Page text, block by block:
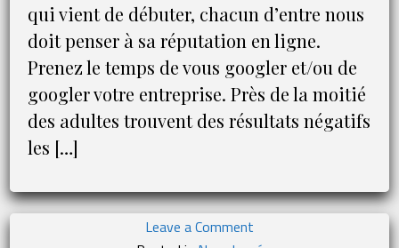
qui vient de débuter, chacun d’entre nous
doit penser à sa réputation en ligne.
Prenez le temps de vous googler et/ou de
googler votre entreprise. Près de la moitié
des adultes trouvent des résultats négatifs
les […]
Leave a Comment